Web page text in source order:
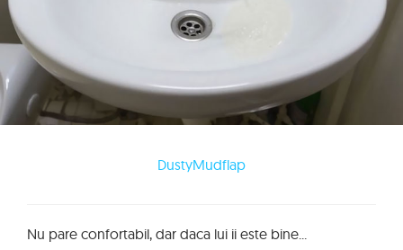
DustyMudflap
Nu pare confortabil, dar daca lui ii este bine...